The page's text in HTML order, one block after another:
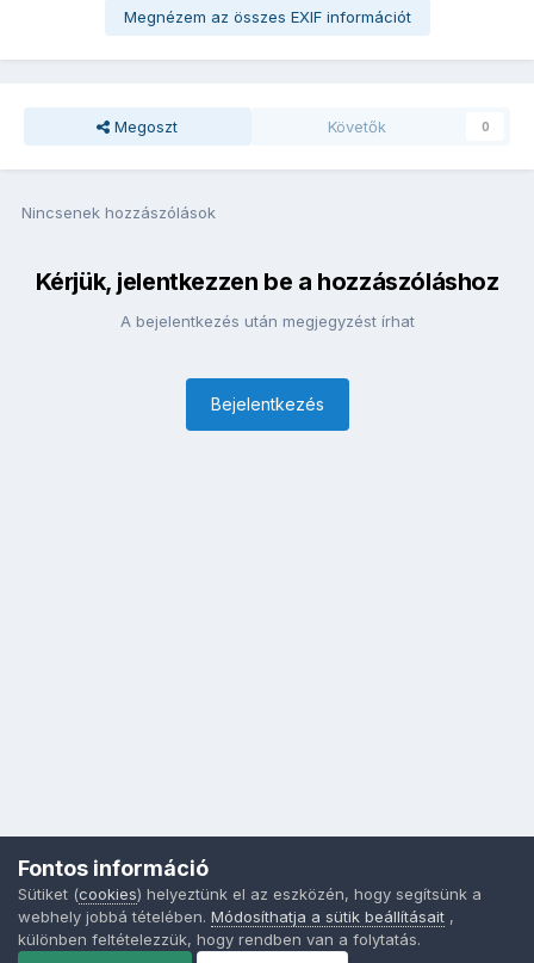
Megnézem az összes EXIF információt
Megoszt Követők 0
Nincsenek hozzászólások
Kérjük, jelentkezzen be a hozzászóláshoz
A bejelentkezés után megjegyzést írhat
Bejelentkezés
Fontos információ
Sütiket (cookies) helyeztünk el az eszközén, hogy segítsünk a
webhely jobbá tételében. Módosíthatja a sütik beállításait ,
különben feltételezzük, hogy rendben van a folytatás.